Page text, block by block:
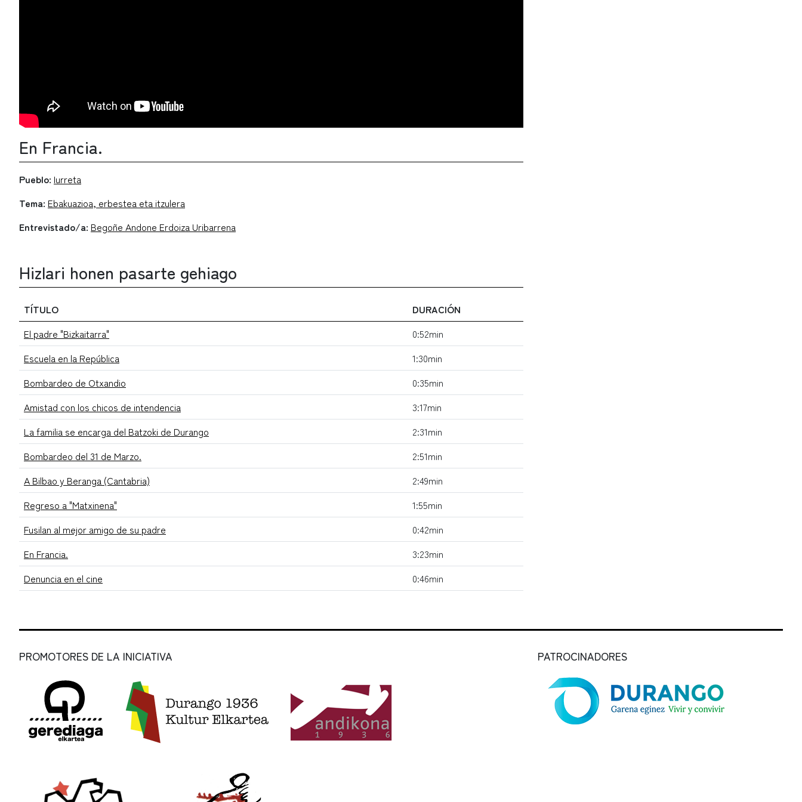
En Francia.
Pueblo: Iurreta
Tema: Ebakuazioa, erbestea eta itzulera
Entrevistado/a: Begoñe Andone Erdoiza Uribarrena
Hizlari honen pasarte gehiago
TÍTULO
DURACIÓN
El padre "Bizkaitarra"
0:52min
Escuela en la República
1:30min
Bombardeo de Otxandio
0:35min
Amistad con los chicos de intendencia
3:17min
La familia se encarga del Batzoki de Durango
2:31min
Bombardeo del 31 de Marzo.
2:51min
A Bilbao y Beranga (Cantabria)
2:49min
Regreso a "Matxinena"
1:55min
Fusilan al mejor amigo de su padre
0:42min
En Francia.
3:23min
Denuncia en el cine
0:46min
PROMOTORES DE LA INICIATIVA PATROCINADORES